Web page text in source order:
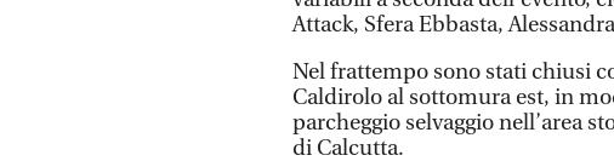
Attack, Sfera Ebbasta,
Nel frattempo sono stati chiusi
Caldirolo al sottomura est, in
parcheggio selvaggio nell’area
di Calcutta.